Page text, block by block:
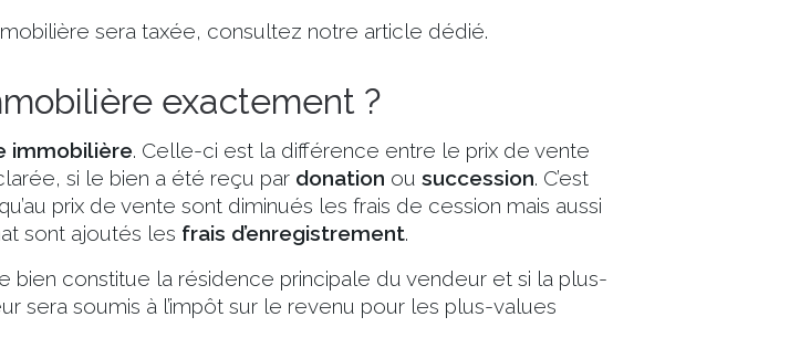
sera taxée, consultez notre article dédié.
exactement ?
immobilière. Celle-ci est la différence entre le prix de vente
si le bien a été reçu par donation ou succession. C’est
prix de vente sont diminués les frais de cession mais aussi
sont ajoutés les frais d’enregistrement.
constitue la résidence principale du vendeur et si la plus-
sera soumis à l’impôt sur le revenu pour les plus-values